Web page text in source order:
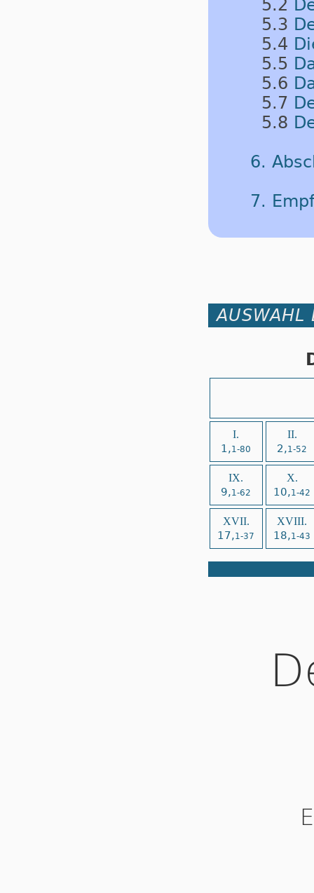
5.2
5.3
5.4
5.5
5.6
5.7
5.8
6.
7.
AUSWAHL
I.
1,1-80
II.
2,1-52
IX.
9,1-62
X.
10,1-42
XVII.
17,1-37
XVIII.
18,1-43